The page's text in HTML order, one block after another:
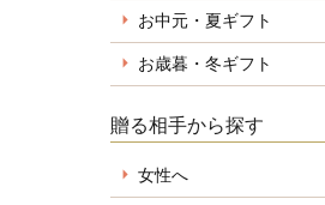
お中元・夏ギフト
お歳暮・冬ギフト
贈る相手から探す
女性へ